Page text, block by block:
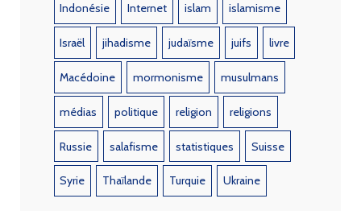
Indonésie Internet islam islamisme
Israël jihadisme judaïsme juifs livre
Macédoine mormonisme musulmans
médias politique religion religions
Russie salafisme statistiques Suisse
Syrie Thaïlande Turquie Ukraine